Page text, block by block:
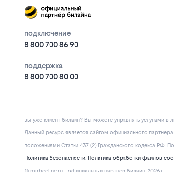
подключение
8 800 700 86 90
поддержка
8 800 700 80 00
вы уже клиент билайн? Вы можете управлять услугами в
Данный ресурс является сайтом официального
положениями Статьи 437 (2) Гражданского кодекса РФ.
Политика безопасности. Политика обработки файлов